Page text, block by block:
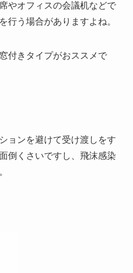
やオフィスの会議机などで
行う場合がありますよね。
付きタイプがおススメで
ョンを避けて受け渡しをす
倒くさいですし、飛沫感染